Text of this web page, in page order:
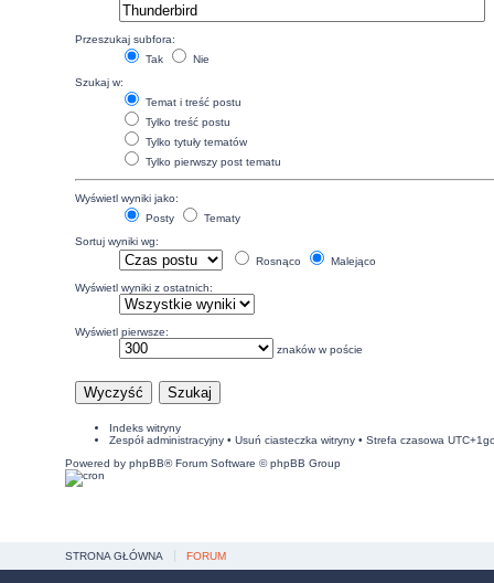
Przeszukaj subfora:
Tak
Nie
Szukaj w:
Temat i treść postu
Tylko treść postu
Tylko tytuły tematów
Tylko pierwszy post tematu
Wyświetl wyniki jako:
Posty
Tematy
Sortuj wyniki wg:
Rosnąco
Malejąco
Wyświetl wyniki z ostatnich:
Wyświetl pierwsze:
znaków w poście
Indeks witryny
Zespół administracyjny• Usuń ciasteczka witryny• Strefa czasowa
Powered by phpBB® Forum Software © phpBB Group
STRONA GŁÓWNA FORUM